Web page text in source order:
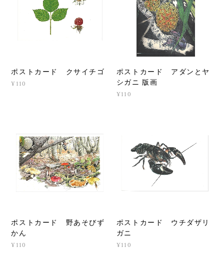
ポストカード クサイチゴ
¥110
ポストカード アダンとヤ
シガニ 版画
¥110
ポストカード 野あそびず
かん
¥110
ポストカード ウチダザリ
ガニ
¥110